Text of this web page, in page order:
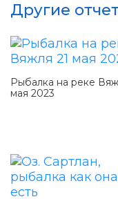
Другие
Рыбалка на реке
мая 2023